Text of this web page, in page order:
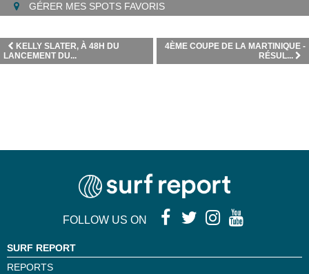
GÉRER MES SPOTS FAVORIS
4ÈME COUPE DE LA MARTINIQUE -
RÉSUL...
KELLY SLATER, À 48H DU
LANCEMENT DU...
FOLLOW US ON
SURF REPORT
REPORTS